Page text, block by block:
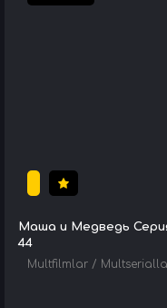
Маша и Медведь
44
Multfilmlar /